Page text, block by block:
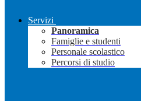
Servizi
Panoramica
Famiglie e studenti
Personale scolastico
Percorsi di studio